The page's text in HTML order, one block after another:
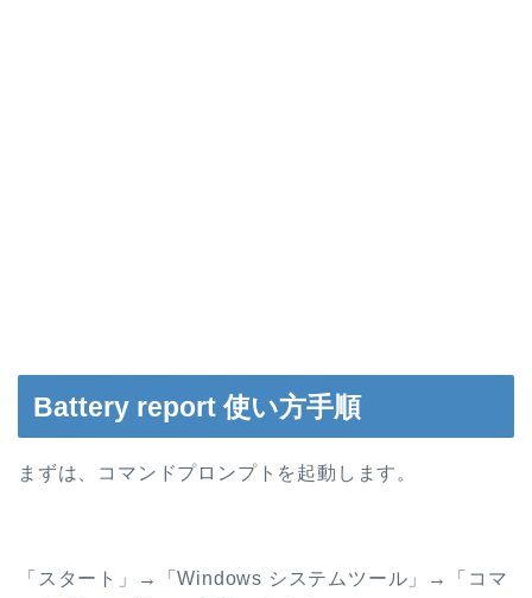
Battery report 使い方手順
まずは、コマンドプロンプトを起動します。
「スタート」→「Windows システムツール」→「コマ